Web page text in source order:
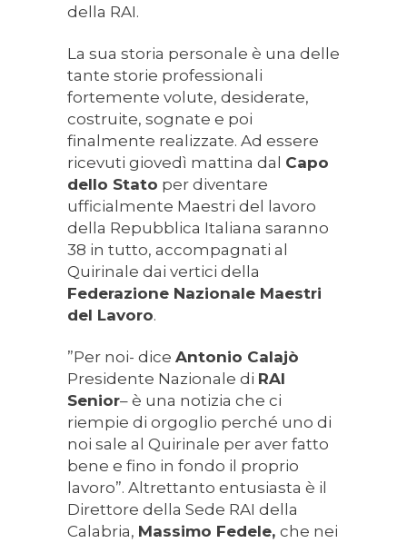
della RAI.
La sua storia personale è una delle
tante storie professionali
fortemente volute, desiderate,
costruite, sognate e poi
finalmente realizzate. Ad essere
ricevuti giovedì mattina dal Capo
dello Stato per diventare
ufficialmente Maestri del lavoro
della Repubblica Italiana saranno
38 in tutto, accompagnati al
Quirinale dai vertici della
Federazione Nazionale Maestri
del Lavoro.
”Per noi- dice Antonio Calajò
Presidente Nazionale di RAI
Senior– è una notizia che ci
riempie di orgoglio perché uno di
noi sale al Quirinale per aver fatto
bene e fino in fondo il proprio
lavoro”. Altrettanto entusiasta è il
Direttore della Sede RAI della
Calabria, Massimo Fedele, che nei